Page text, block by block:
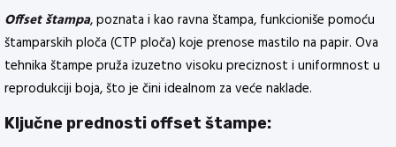
Offset štampa, poznata i kao ravna štampa, funkcioniše pomoću
štamparskih ploča (CTP ploča) koje prenose mastilo na papir. Ova
tehnika štampe pruža izuzetno visoku preciznost i uniformnost u
reprodukciji boja, što je čini idealnom za veće naklade.
Ključne prednosti offset štampe: